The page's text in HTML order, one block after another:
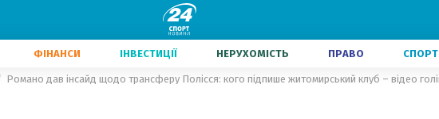
ФІНАНСИ ІНВЕСТИЦІЇ НЕРУХОМІСТЬ ПРАВО СПОРТ